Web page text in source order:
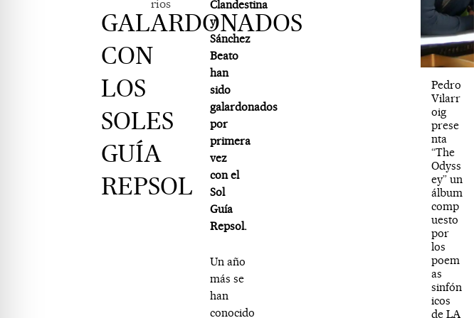
GALARDONADOS
CON
LOS
SOLES
GUÍA
REPSOL
rios
Clandestina
y
Sánchez
Beato
han
sido
galardonados
por
primera
vez
con el
Sol
Guía
Repsol.
Un año
más se
han
conocido
Pedro
Vilarr
oig
prese
nta
“The
Odyss
ey” un
álbum
comp
uesto
por
los
poem
as
sinfón
icos
de LA